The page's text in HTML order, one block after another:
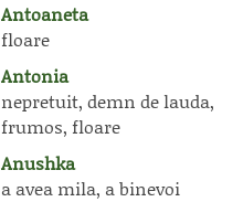
Antoaneta
floare
Antonia
nepretuit, demn de lauda,
frumos, floare
Anushka
a avea mila, a binevoi